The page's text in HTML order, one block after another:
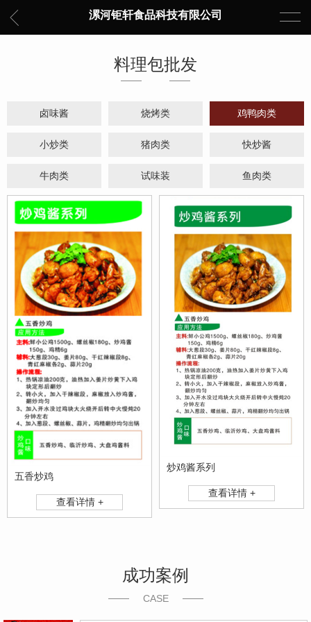
漯河钜轩食品科技有限公司
料理包批发
卤味酱 烧烤类 鸡鸭肉类
小炒类 猪肉类 快炒酱
牛肉类 试味装 鱼肉类
五香炒鸡
查看详情 +
炒鸡酱系列
查看详情 +
成功案例
CASE